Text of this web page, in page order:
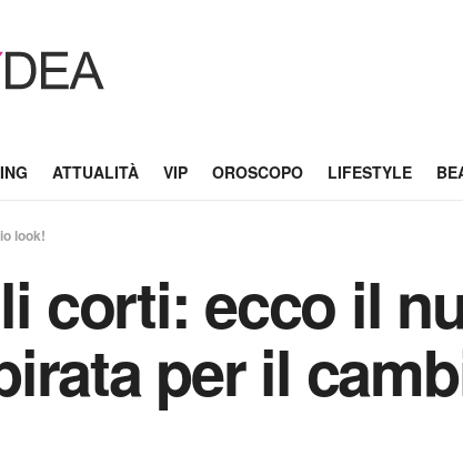
ATTUALITÀ VIP OROSCOPO LIFESTYLE
look!
corti: ecco il
per il